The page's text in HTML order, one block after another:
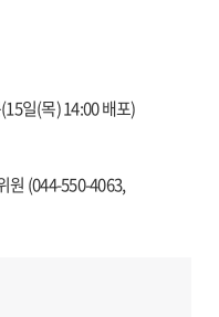
일(목) 14:00 배포)
원 (044-550-4063,